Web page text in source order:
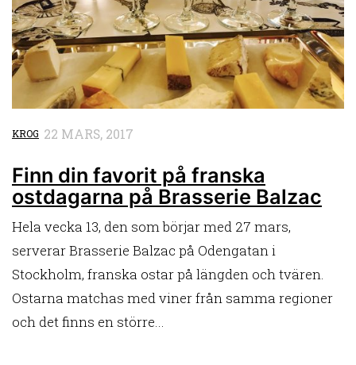
KROG 22 MARS, 2017
Finn din favorit på franska
ostdagarna på Brasserie Balzac
Hela vecka 13, den som börjar med 27 mars,
serverar Brasserie Balzac på Odengatan i
Stockholm, franska ostar på längden och tvären.
Ostarna matchas med viner från samma regioner
och det finns en större...